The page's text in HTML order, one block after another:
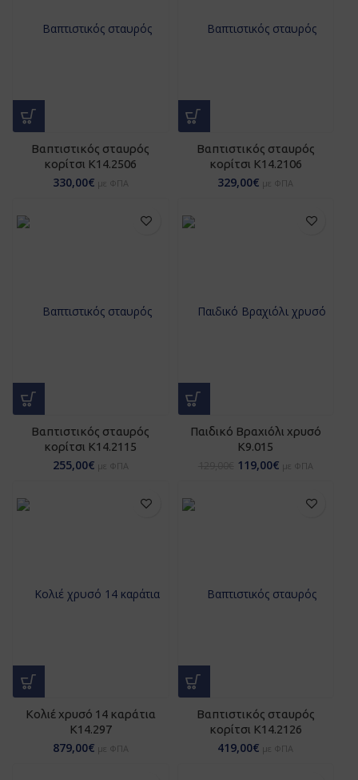
Βαπτιστικός σταυρός
κορίτσι Κ14.2506
330,00€ με ΦΠΑ
Βαπτιστικός σταυρός
κορίτσι Κ14.2106
329,00€ με ΦΠΑ
Βαπτιστικός σταυρός
κορίτσι Κ14.2115
255,00€ με ΦΠΑ
Παιδικό Βραχιόλι χρυσό
Κ9.015
119,00€ με ΦΠΑ
Κολιέ χρυσό 14 καράτια
K14.297
879,00€ με ΦΠΑ
Βαπτιστικός σταυρός
κορίτσι Κ14.2126
419,00€ με ΦΠΑ